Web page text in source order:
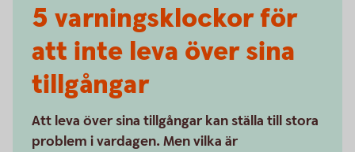
5 varnings­klockor för
att inte leva över sina
tillgångar
Att leva över sina tillgångar kan ställa till stora
problem i vardagen. Men vilka är